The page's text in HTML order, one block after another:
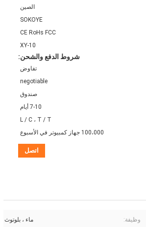
الصين
SOKOYE
CE RoHs FCC
XY-10
شروط الدفع والشحن:
تفاوض
negotiable
صندوق
7-10 أيام
L / C ، T / T
100،000 جهاز كمبيوتر في الأسبوع
اتصل
وظيفة: ماء ، بلوتوث